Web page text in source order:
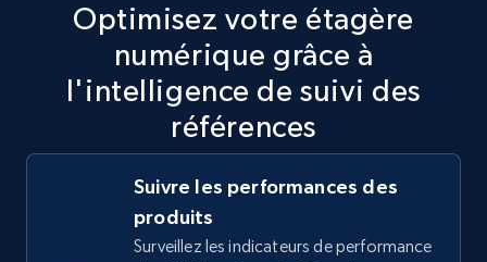
TikTok Shop
URL, Title, Available, Description, Currency, Initial
price, Final price, Discount percent, and more.
668+ Commencer
Optimisez votre étagère
numérique grâce à
l'intelligence de suivi des
références
Suivre les performances des
produits
Surveillez les indicateurs de performance